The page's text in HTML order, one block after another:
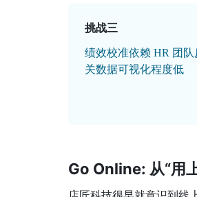
挑战三
绩效校准依赖 HR 团
关数据可视化程度低
Go Online: 从“用